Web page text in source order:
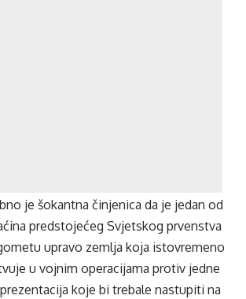
je šokantna činjenica da je jedan od
predstojećeg Svjetskog prvenstva
upravo zemlja koja istovremeno
u vojnim operacijama protiv jedne
koje bi trebale nastupiti na